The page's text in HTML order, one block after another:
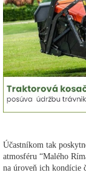
Účastníkom tak
atmosféru “Malého
na úroveň ich kondície